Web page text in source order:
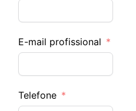
E-mail profissional
Telefone